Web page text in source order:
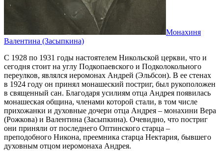
Монахиня
Валентина (Засыпкина)
С 1928 по 1931 годы настоятелем Никольской церкви, что и
сегодня стоит на углу Подкопаевского и Подколокольного
переулков, являлся иеромонах Андрей (Эльбсон). В ее стенах
в 1924 году он принял монашеский постриг, был рукоположен
в священный сан. Благодаря усилиям отца Андрея появилась
монашеская община, членами которой стали, в том числе
прихожанки и духовные дочери отца Андрея – монахини Вера
(Рожкова) и Валентина (Засыпкина). Очевидно, что постриг
они приняли от последнего Оптинского старца –
преподобного Никона, преемника старца Нектария, бывшего
духовным отцом иеромонаха Андрея.